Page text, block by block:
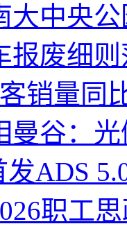
大中央
报废细
销量同
曼谷：
发ADS
职工